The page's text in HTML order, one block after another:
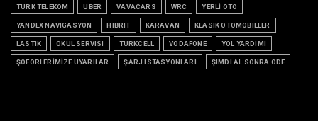
TÜRK TELEKOM UBER VAVACARS WRC YERLİ OTO
YANDEX NAVIGASYON HIBRIT KARAVAN KLASIK OTOMOBILLER
LASTIK OKUL SERVISI TURKCELL VODAFONE YOL YARDIMI
ŞÖFÖRLERİMİZE UYARILAR ŞARJ ISTASYONLARI ŞIMDI AL SONRA ÖDE